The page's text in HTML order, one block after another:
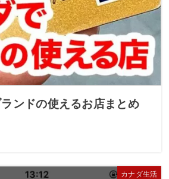
ンドの使えるお店まとめ
カナダ生活